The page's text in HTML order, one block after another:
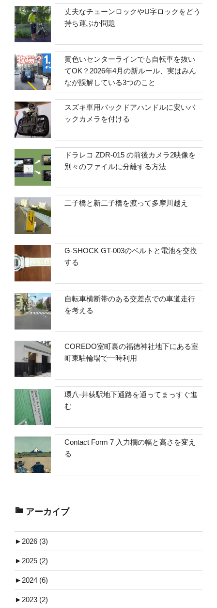
丈夫なチェーンロックやU字ロックをどう
持ち運ぶか問題
黄色いセンターラインでも自転車を抜い
てOK？2026年4月の新ルール、実はみん
なが誤解している3つのこと
スズキ車用バックドアハンドルに安いバ
ックカメラを付ける
ドラレコ ZDR-015 の前後カメラ2映像を
別々のファイルに分離する方法
二子橋と新二子橋を渡って多摩川越え
G-SHOCK GT-003のベルトと電池を交換
する
自転車横断帯のある交差点での車道走行
を考える
COREDO室町裏の福徳神社地下にある室
町東駐輪場で一時利用
環八-井荻駅地下通路を通ってまっすぐ進
む
Contact Form 7 入力欄の幅と高さを変え
る
アーカイブ
► 2026 (3)
► 2025 (2)
► 2024 (6)
► 2023 (2)